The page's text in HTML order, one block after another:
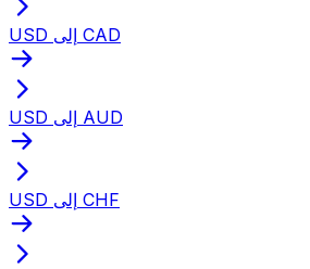
USD إلى CAD
USD إلى AUD
USD إلى CHF